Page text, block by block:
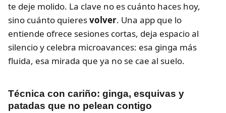
te deje molido. La clave no es cuánto haces hoy,
sino cuánto quieresvolver. Una app que lo
entiende ofrece sesiones cortas, deja espacio al
silencio y celebra microavances: esa ginga más
fluida, esa mirada que ya no se cae al suelo.
Técnica con cariño: ginga, esquivas y
patadas que no pelean contigo